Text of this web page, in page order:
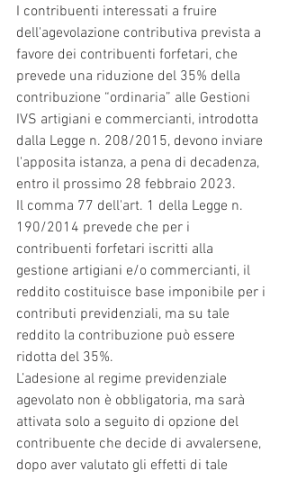
I contribuenti interessati a fruire
dell'agevolazione contributiva prevista a
favore dei contribuenti forfetari, che
prevede una riduzione del 35% della
contribuzione “ordinaria” alle Gestioni
IVS artigiani e commercianti, introdotta
dalla Legge n. 208/2015, devono inviare
l'apposita istanza, a pena di decadenza,
entro il prossimo 28 febbraio 2023.
Il comma 77 dell'art. 1 della Legge n.
190/2014 prevede che per i
contribuenti forfetari iscritti alla
gestione artigiani e/o commercianti, il
reddito costituisce base imponibile per i
contributi previdenziali, ma su tale
reddito la contribuzione può essere
ridotta del 35%.
L’adesione al regime previdenziale
agevolato non è obbligatoria, ma sarà
attivata solo a seguito di opzione del
contribuente che decide di avvalersene,
dopo aver valutato gli effetti di tale